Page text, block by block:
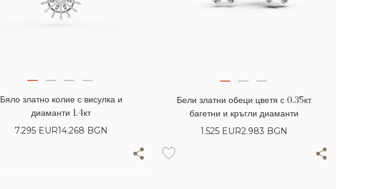
Бяло златно колие с висулка и
диаманти 1.4кт
7.295 EUR14.268 BGN
Бели златни обеци цветя с 0.35кт
багетни и кръгли диаманти
1.525 EUR2.983 BGN